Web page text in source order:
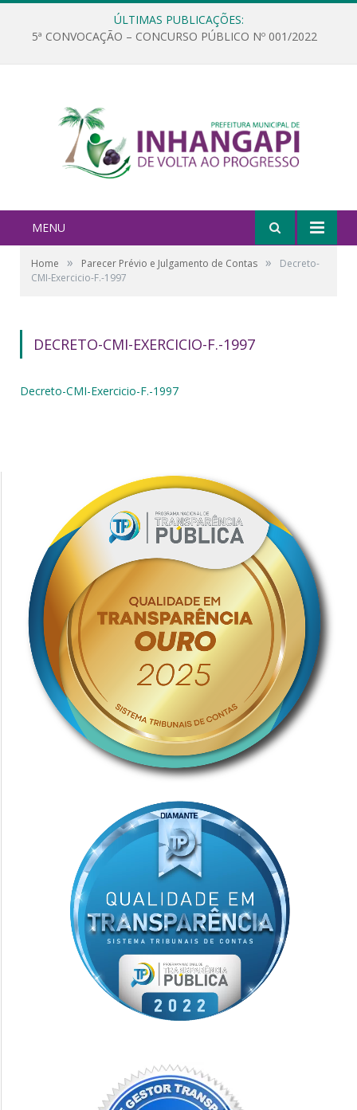
ÚLTIMAS PUBLICAÇÕES:
5ª CONVOCAÇÃO – CONCURSO PÚBLICO Nº 001/2022
MENU
Home » Parecer Prévio e Julgamento de Contas »
Decreto-
CMI-Exercicio-F.-1997
DECRETO-CMI-EXERCICIO-F.-1997
Decreto-CMI-Exercicio-F.-1997